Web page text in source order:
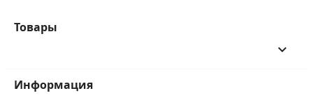
Товары
keyboard_arrow_down
Информация